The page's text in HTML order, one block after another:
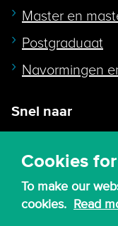
Cookies
To make our
cookies. Read
Master en
Postgraduaat
Navormingen
Snel naar
Webmail
Canvas